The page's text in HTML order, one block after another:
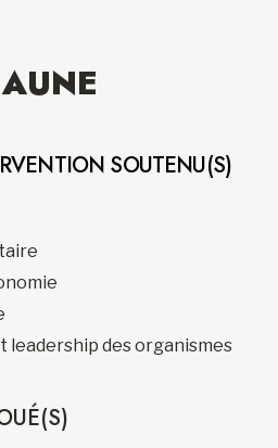
SOUTENU(S)
leadership des organismes